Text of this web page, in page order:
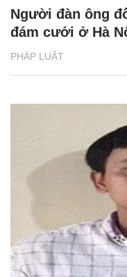
PHÁP LUẬT
Người đàn ông
đám cưới ở Hà